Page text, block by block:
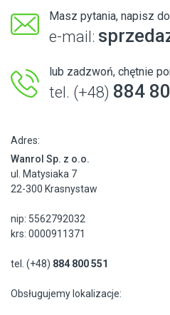
Masz pytania, napisz
e-mail:
lub zadzwoń, chętnie
tel. (+48) 884
Adres:
Wanrol Sp. z o.o.
ul. Matysiaka 7
22-300 Krasnystaw
nip: 5562792032
krs: 0000911371
tel. (+48) 884 800 551
Obsługujemy lokalizacje: